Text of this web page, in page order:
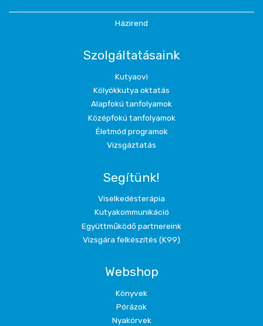
Házirend
Szolgáltatásaink
Kutyaovi
Kölyökkutya oktatás
Alapfokú tanfolyamok
Középfokú tanfolyamok
Életmód programok
Vizsgáztatás
Segítünk!
Viselkedésterápia
Kutyakommunikáció
Együttműködő partnereink
Vizsgára felkészítés (K99)
Webshop
Könyvek
Pórázok
Nyakörvek